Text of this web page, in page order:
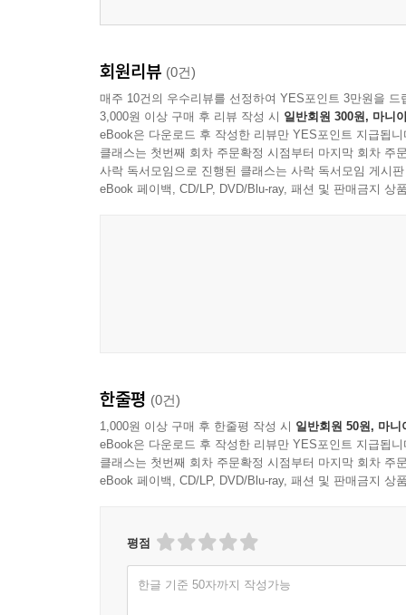
회원리뷰 (0건)
매주 10건의 우수리뷰를 선정하여 YES포인트 3만원을 드
3,000원 이상 구매 후 리뷰 작성 시 일반회원 300원, 마니
eBook은 다운로드 후 작성한 리뷰만 YES포인트 지급됩니
클래스는 첫번째 회차 주문확정 시점부터 마지막 회차 주
사락 독서모임으로 진행된 클래스는 사락 독서모임 게시
eBook 페이백, CD/LP, DVD/Blu-ray, 패션 및 판매금지 상
한줄평 (0건)
1,000원 이상 구매 후 한줄평 작성 시 일반회원 50원, 마니
eBook은 다운로드 후 작성한 리뷰만 YES포인트 지급됩니
클래스는 첫번째 회차 주문확정 시점부터 마지막 회차 주
eBook 페이백, CD/LP, DVD/Blu-ray, 패션 및 판매금지 상
평점
한글 기준 50자까지 작성가능